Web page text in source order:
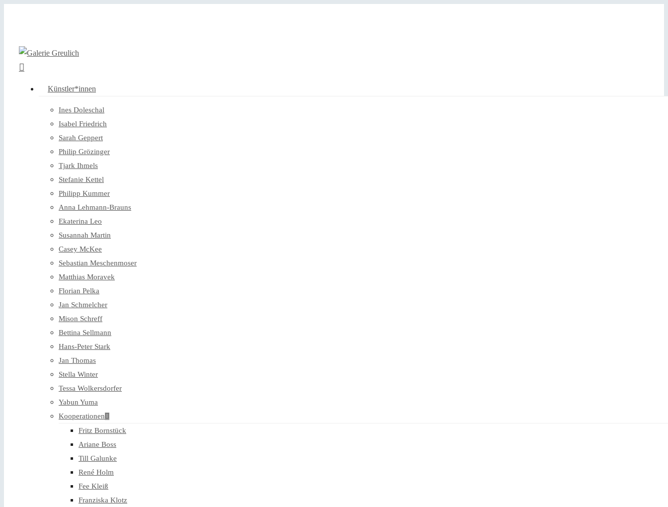
content
Künstler*innen
Ines Doleschal
Isabel Friedrich
Sarah Geppert
Philip Grözinger
Tjark Ihmels
Stefanie Kettel
Philipp Kummer
Anna Lehmann-Brauns
Ekaterina Leo
Susannah Martin
Casey McKee
Sebastian Meschenmoser
Matthias Moravek
Florian Pelka
Jan Schmelcher
Mison Schreff
Bettina Sellmann
Hans-Peter Stark
Jan Thomas
Stella Winter
Tessa Wolkersdorfer
Yabun Yuma
Kooperationen
Fritz Bornstück
Ariane Boss
Till Galunke
René Holm
Fee Kleiß
Franziska Klotz